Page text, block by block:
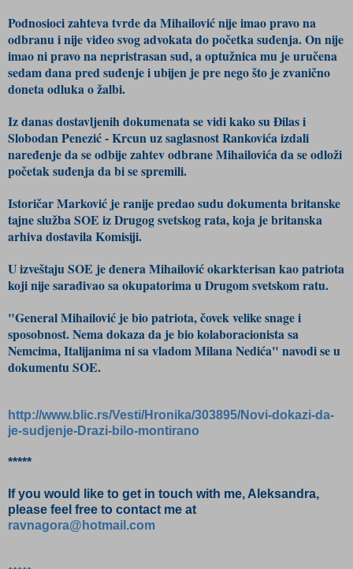
Podnosioci zahteva tvrde da Mihailović nije imao pravo na
odbranu i nije video svog advokata do početka suđenja. On nije
imao ni pravo na nepristrasan sud, a optužnica mu je uručena
sedam dana pred suđenje i ubijen je pre nego što je zvanično
doneta odluka o žalbi.
Iz danas dostavljenih dokumenata se vidi kako su Đilas i
Slobodan Penezić - Krcun uz saglasnost Rankovića izdali
naređenje da se odbije zahtev odbrane Mihailovića da se odloži
početak suđenja da bi se spremili.
Istoričar Marković je ranije predao sudu dokumenta britanske
tajne služba SOE iz Drugog svetskog rata, koja je britanska
arhiva dostavila Komisiji.
U izveštaju SOE je đenera Mihailović okarkterisan kao patriota
koji nije sarađivao sa okupatorima u Drugom svetskom ratu.
"General Mihailović je bio patriota, čovek velike snage i
sposobnost. Nema dokaza da je bio kolaboracionista sa
Nemcima, Italijanima ni sa vladom Milana Nedića" navodi se u
dokumentu SOE.
http://www.blic.rs/Vesti/Hronika/303895/Novi-dokazi-da-
je-sudjenje-Drazi-bilo-montirano
*****
If you would like to get in touch with me, Aleksandra,
please feel free to contact me at
ravnagora@hotmail.com